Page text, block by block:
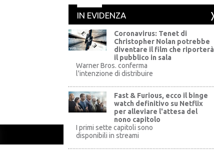
IN EVIDENZA
WB
Coronavirus: Tenet di
Christopher Nolan potrebbe
diventare il film che riporterà
il pubblico in sala
Warner Bros. conferma
l'intenzione di distribuire
Fast & Furious, ecco il binge
watch definitivo su Netflix
per alleviare l'attesa del
nono capitolo
I primi sette capitoli sono
disponibili in streami